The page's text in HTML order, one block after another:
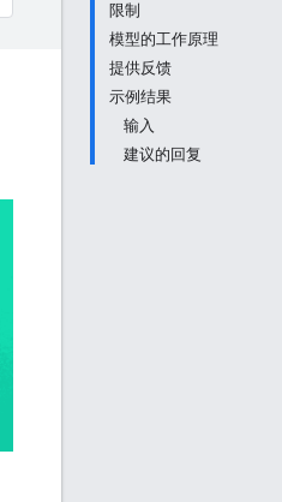
限制
模型的工作原理
提供反馈
示例结果
输入
建议的回复